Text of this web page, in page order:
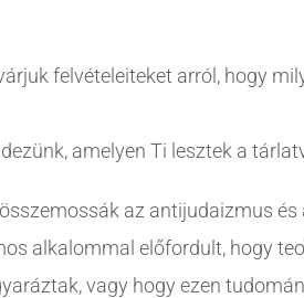
felvételeiteket arról, hogy
amelyen Ti lesztek a
az antijudaizmus
alkalommal előfordult, hogy
vagy hogy ezen